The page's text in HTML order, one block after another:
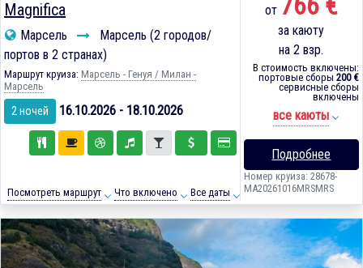
Magnifica
Марсель
Марсель (2 городов/
портов в 2 странах)
Маршрут круиза: Марсель - Генуя / Милан -
Марсель
2 ночей 16.10.2026 - 18.10.2026
Посмотреть маршрут Что включено Все даты
от
за каюту
на 2 взр.
В стоимость включены:
портовые сборы 200 €
сервисные сборы
включены
все каюты
Подробнее
Номер круиза: 28678-
MA20261016MRSMRS